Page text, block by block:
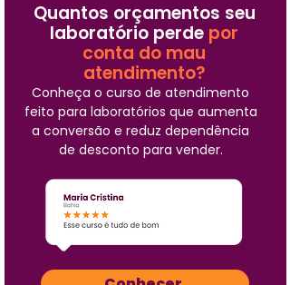
Quantos orçamentos seu
laboratório perde por
conta do mau
atendimento?
Conheça o curso de atendimento
feito para laboratórios que aumenta
a conversão e reduz dependência
de desconto para vender.